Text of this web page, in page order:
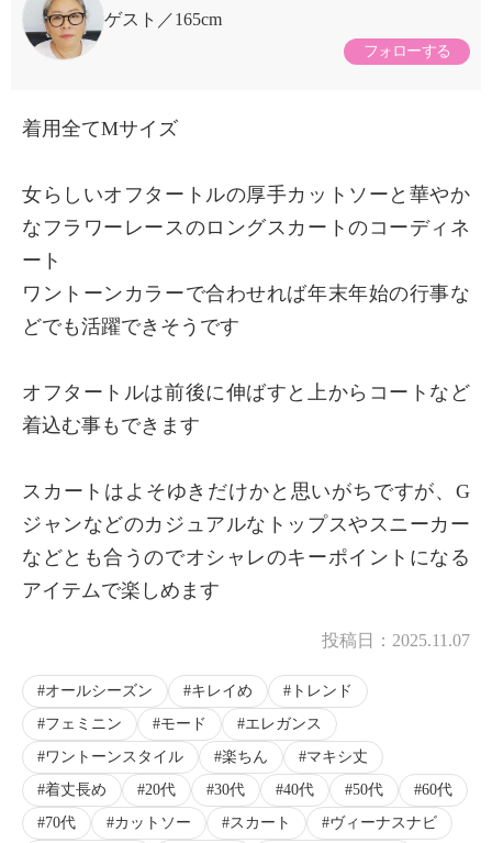
ゲスト
165cm
フォローする
着用全てMサイズ
女らしいオフタートルの厚手カットソーと華やか
なフラワーレースのロングスカートのコーディネ
ート
ワントーンカラーで合わせれば年末年始の行事な
どでも活躍できそうです
オフタートルは前後に伸ばすと上からコートなど
着込む事もできます
スカートはよそゆきだけかと思いがちですが、G
ジャンなどのカジュアルなトップスやスニーカー
などとも合うのでオシャレのキーポイントになる
アイテムで楽しめます
投稿日： 2025.11.07
オールシーズン キレイめ
トレンド
フェミニン
モード
エレガンス
ワントーンスタイル
楽ちん
マキシ丈
着丈長め
20代 30代 40代 50代
60代
70代
カットソー スカート
ヴィーナスナビ